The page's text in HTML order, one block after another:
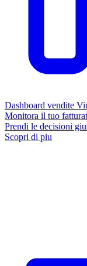
Dashboard vendite
Monitora il tuo
Prendi le decisioni
Scopri di piu